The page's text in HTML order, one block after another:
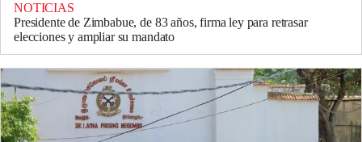
NOTICIAS
Presidente de Zimbabue, de 83 años, firma ley para retrasar
elecciones y ampliar su mandato